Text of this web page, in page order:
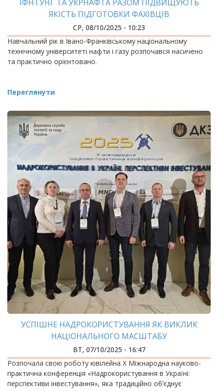
ІФНТУНГ ТА УКРНАФТА РАЗОМ ПІДВИЩУЮТЬ
ЯКІСТЬ ПІДГОТОВКИ ФАХІВЦІВ
СР, 08/10/2025 - 10:23
Навчальний рік в Івано-Франківському національному
технічному університеті нафти і газу розпочався насичено
та практично орієнтовано.
Переглянути
УСПІШНЕ НАДРОКОРИСТУВАННЯ ЯК ВИКЛИК
НАЦІОНАЛЬНОГО МАСШТАБУ
ВТ, 07/10/2025 - 16:47
Розпочала свою роботу ювілейна Х Міжнародна науково-
практична конференція «Надрокористування в Україні:
перспективи інвестування», яка традиційно об’єднує